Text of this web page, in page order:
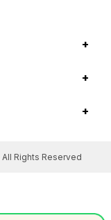
+
+
+
All Rights Reserved